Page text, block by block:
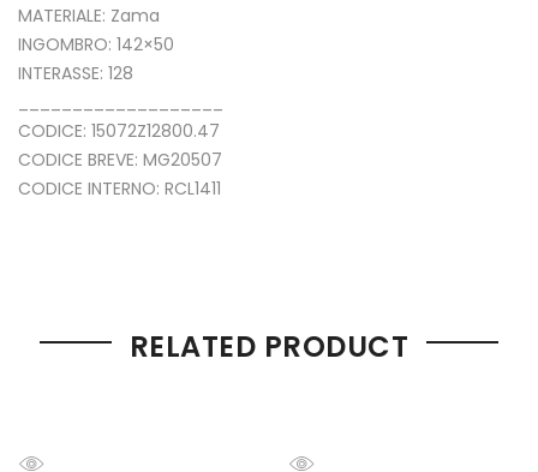
MATERIALE: Zama
INGOMBRO: 142×50
INTERASSE: 128
CODICE: 15072Z12800.47
CODICE BREVE: MG20507
CODICE INTERNO: RCL1411
RELATED PRODUCT